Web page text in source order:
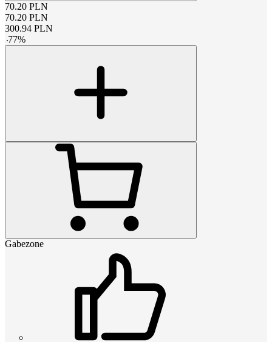
70.20 PLN
70.20 PLN
300.94 PLN
-77%
Gabezone